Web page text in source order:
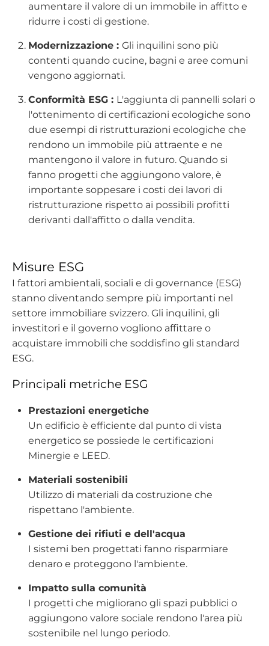
aumentare il valore di un immobile in affitto e
ridurre i costi di gestione.
Modernizzazione :Gli inquilini sono più
contenti quando cucine, bagni e aree comuni
vengono aggiornati.
Conformità ESG : L'aggiunta di pannelli solari o
l'ottenimento di certificazioni ecologiche sono
due esempi di ristrutturazioni ecologiche che
rendono un immobile più attraente e ne
mantengono il valore in futuro. Quando si
fanno progetti che aggiungono valore, è
importante soppesare i costi dei lavori di
ristrutturazione rispetto ai possibili profitti
derivanti dall'affitto o dalla vendita.
Misure ESG
I fattori ambientali, sociali e di governance (ESG)
stanno diventando sempre più importanti nel
settore immobiliare svizzero. Gli inquilini, gli
investitori e il governo vogliono affittare o
acquistare immobili che soddisfino gli standard
ESG.
Principali metriche ESG
Prestazioni energetiche
Un edificio è efficiente dal punto di vista
energetico se possiede le certificazioni
Minergie e LEED.
Materiali sostenibili
Utilizzo di materiali da costruzione che
rispettano l'ambiente.
Gestione dei rifiuti e dell'acqua
I sistemi ben progettati fanno risparmiare
denaro e proteggono l'ambiente.
Impatto sulla comunità
I progetti che migliorano gli spazi pubblici o
aggiungono valore sociale rendono l'area più
sostenibile nel lungo periodo.